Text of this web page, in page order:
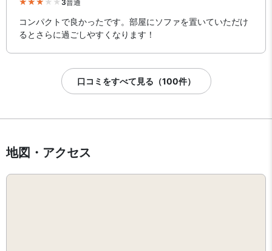
3普通
コンパクトで良かったです。部屋にソファを置いていただけ
るとさらに過ごしやすくなります！
口コミをすべて見る（100件）
地図・アクセス